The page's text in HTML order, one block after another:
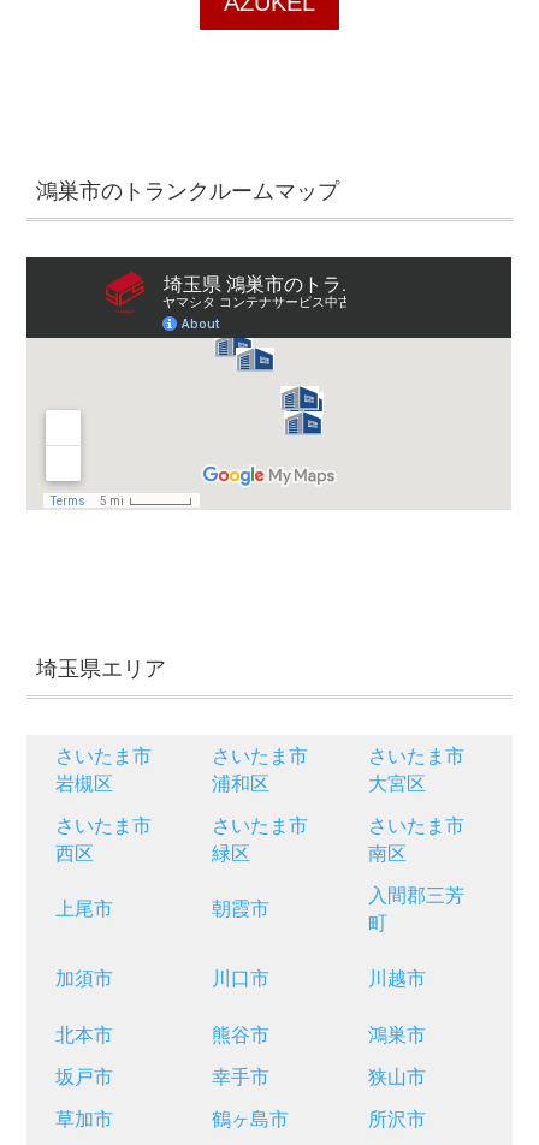
鴻巣市のトランクルームマップ
埼玉県エリア
さいたま市
岩槻区
さいたま市
浦和区
さいたま市
大宮区
さいたま市
西区
さいたま市
緑区
さいたま市
南区
上尾市 朝霞市
入間郡三芳
町
加須市 川口市 川越市
北本市 熊谷市 鴻巣市
坂戸市 幸手市 狭山市
草加市 鶴ヶ島市 所沢市